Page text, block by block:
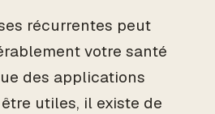
récurrentes peut
votre santé
des applications
utiles, il existe de